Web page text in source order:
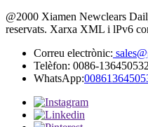
@2000 Xiamen Newclears
reservats. Xarxa XML i lPv6
Correu electrònic:
Telèfon: 0086-
WhatsApp: